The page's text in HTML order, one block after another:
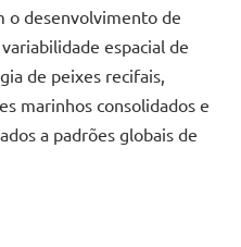
o desenvolvimento de
espacial de
de peixes recifais,
marinhos consolidados e
a padrões globais de